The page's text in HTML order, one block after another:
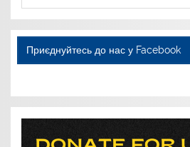
Приєднуйтесь до нас у Facebook